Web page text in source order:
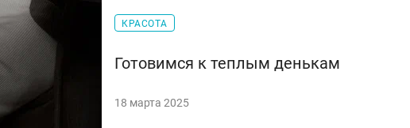
КРАСОТА
Готовимся к теплым денькам
18 марта 2025